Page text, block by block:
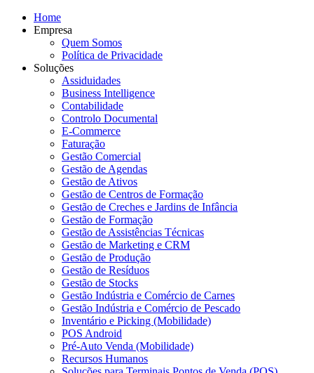
Home
Empresa
Quem Somos
Política de Privacidade
Soluções
Assiduidades
Business Intelligence
Contabilidade
Controlo Documental
E-Commerce
Faturação
Gestão Comercial
Gestão de Agendas
Gestão de Ativos
Gestão de Centros de Formação
Gestão de Creches e Jardins de Infância
Gestão de Formação
Gestão de Assistências Técnicas
Gestão de Marketing e CRM
Gestão de Produção
Gestão de Resíduos
Gestão de Stocks
Gestão Indústria e Comércio de Carnes
Gestão Indústria e Comércio de Pescado
Inventário e Picking (Mobilidade)
POS Android
Pré-Auto Venda (Mobilidade)
Recursos Humanos